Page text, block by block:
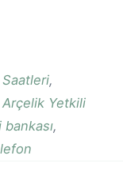
Saatleri,
Yetkili
,